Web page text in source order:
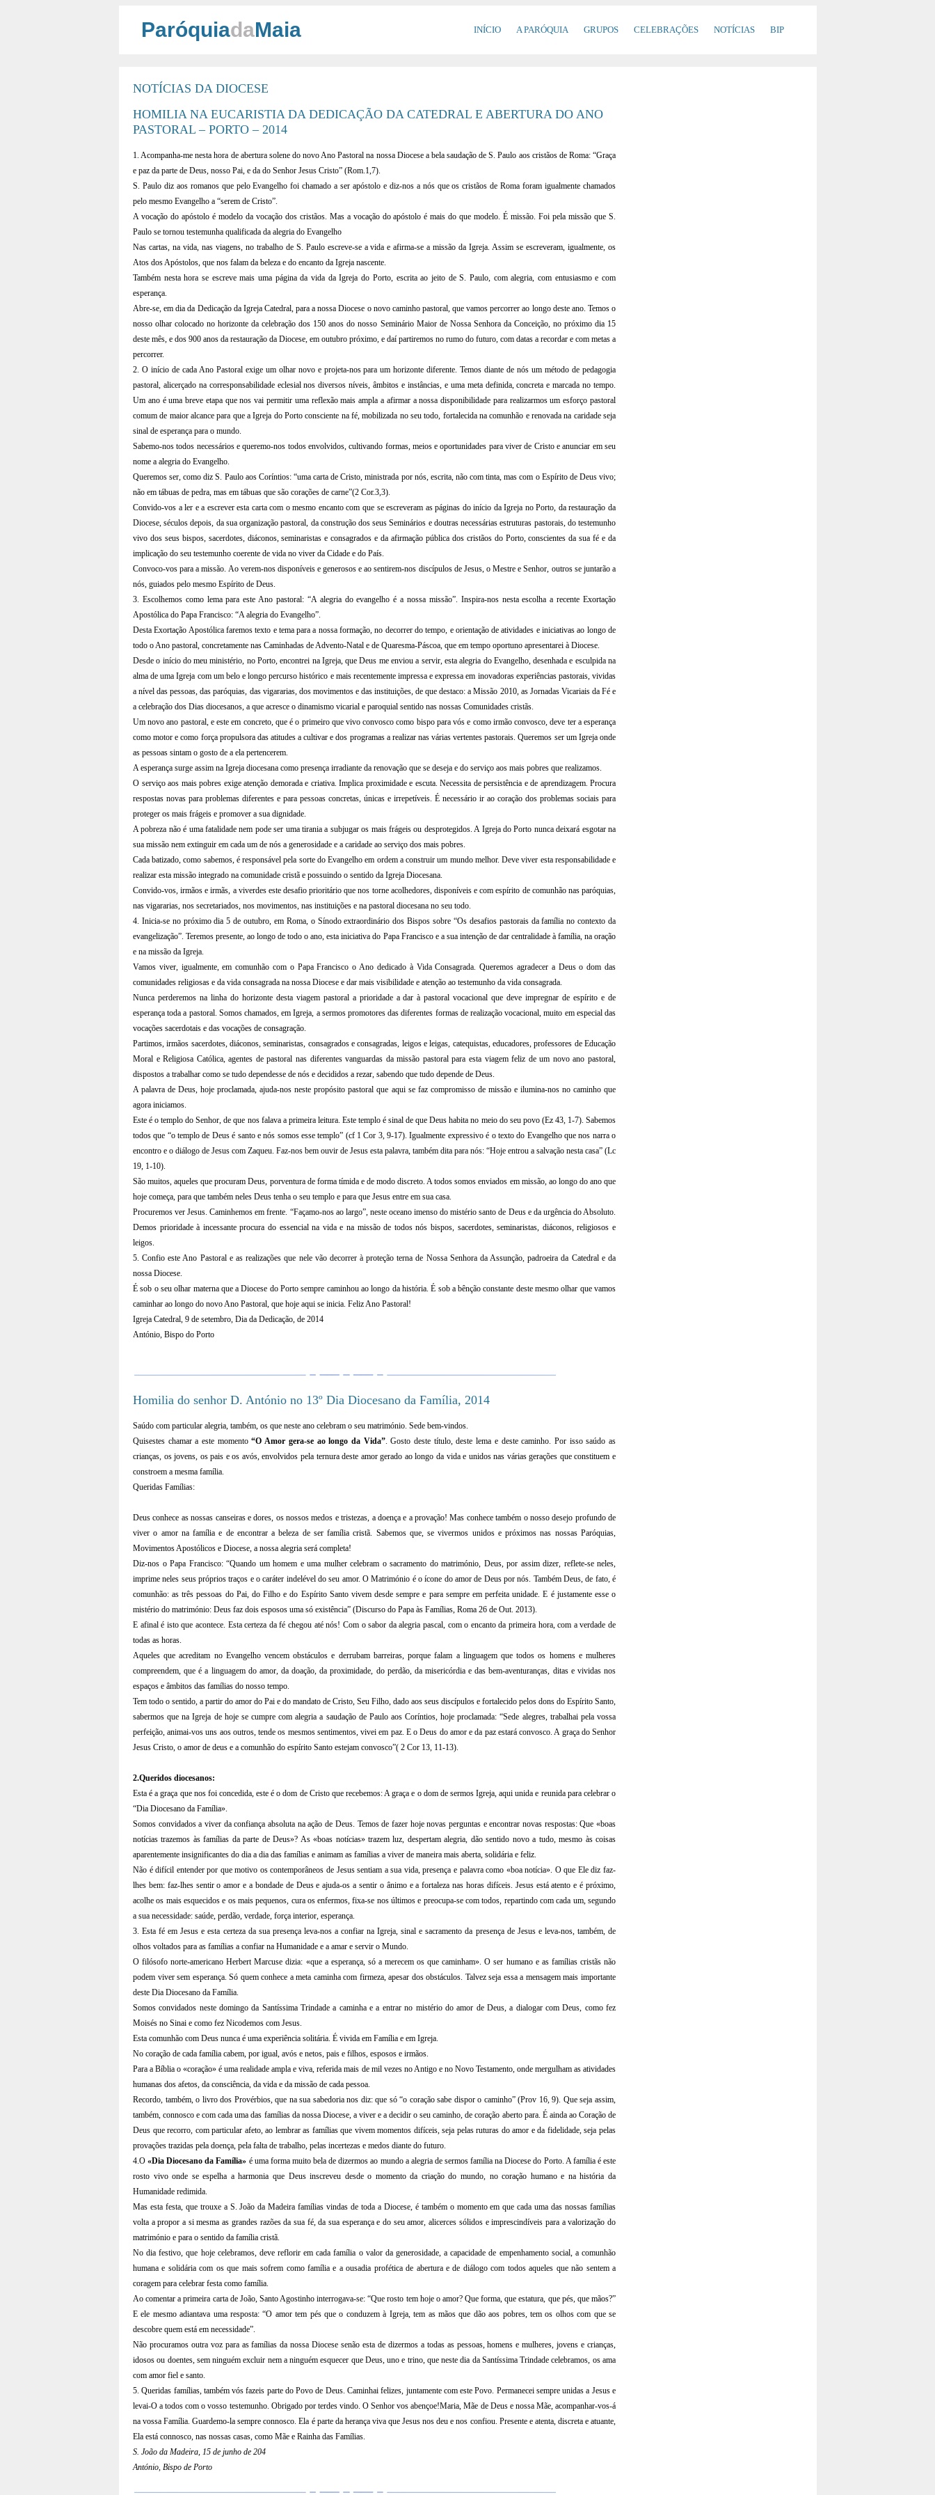
ParóquiadaMaia INÍCIO A PARÓQUIA GRUPOS CELEBRAÇÕES NOTÍCIAS BIP
NOTÍCIAS DA DIOCESE
HOMILIA NA EUCARISTIA DA DEDICAÇÃO DA CATEDRAL E ABERTURA DO ANO
PASTORAL – PORTO – 2014
1. Acompanha-me nesta hora de abertura solene do novo Ano Pastoral na nossa Diocese a bela saudação de S. Paulo aos cristãos de Roma: “Graça
e paz da parte de Deus, nosso Pai, e da do Senhor Jesus Cristo” (Rom.1,7).
S. Paulo diz aos romanos que pelo Evangelho foi chamado a ser apóstolo e diz-nos a nós que os cristãos de Roma foram igualmente chamados
pelo mesmo Evangelho a “serem de Cristo”.
A vocação do apóstolo é modelo da vocação dos cristãos. Mas a vocação do apóstolo é mais do que modelo. É missão. Foi pela missão que S.
Paulo se tornou testemunha qualificada da alegria do Evangelho
Nas cartas, na vida, nas viagens, no trabalho de S. Paulo escreve-se a vida e afirma-se a missão da Igreja. Assim se escreveram, igualmente, os
Atos dos Apóstolos, que nos falam da beleza e do encanto da Igreja nascente.
Também nesta hora se escreve mais uma página da vida da Igreja do Porto, escrita ao jeito de S. Paulo, com alegria, com entusiasmo e com
esperança.
Abre-se, em dia da Dedicação da Igreja Catedral, para a nossa Diocese o novo caminho pastoral, que vamos percorrer ao longo deste ano. Temos o
nosso olhar colocado no horizonte da celebração dos 150 anos do nosso Seminário Maior de Nossa Senhora da Conceição, no próximo dia 15
deste mês, e dos 900 anos da restauração da Diocese, em outubro próximo, e daí partiremos no rumo do futuro, com datas a recordar e com metas a
percorrer.
2. O início de cada Ano Pastoral exige um olhar novo e projeta-nos para um horizonte diferente. Temos diante de nós um método de pedagogia
pastoral, alicerçado na corresponsabilidade eclesial nos diversos níveis, âmbitos e instâncias, e uma meta definida, concreta e marcada no tempo.
Um ano é uma breve etapa que nos vai permitir uma reflexão mais ampla a afirmar a nossa disponibilidade para realizarmos um esforço pastoral
comum de maior alcance para que a Igreja do Porto consciente na fé, mobilizada no seu todo, fortalecida na comunhão e renovada na caridade seja
sinal de esperança para o mundo.
Sabemo-nos todos necessários e queremo-nos todos envolvidos, cultivando formas, meios e oportunidades para viver de Cristo e anunciar em seu
nome a alegria do Evangelho.
Queremos ser, como diz S. Paulo aos Coríntios: “uma carta de Cristo, ministrada por nós, escrita, não com tinta, mas com o Espírito de Deus vivo;
não em tábuas de pedra, mas em tábuas que são corações de carne”(2 Cor.3,3).
Convido-vos a ler e a escrever esta carta com o mesmo encanto com que se escreveram as páginas do início da Igreja no Porto, da restauração da
Diocese, séculos depois, da sua organização pastoral, da construção dos seus Seminários e doutras necessárias estruturas pastorais, do testemunho
vivo dos seus bispos, sacerdotes, diáconos, seminaristas e consagrados e da afirmação pública dos cristãos do Porto, conscientes da sua fé e da
implicação do seu testemunho coerente de vida no viver da Cidade e do País.
Convoco-vos para a missão. Ao verem-nos disponíveis e generosos e ao sentirem-nos discípulos de Jesus, o Mestre e Senhor, outros se juntarão a
nós, guiados pelo mesmo Espírito de Deus.
3. Escolhemos como lema para este Ano pastoral: “A alegria do evangelho é a nossa missão”. Inspira-nos nesta escolha a recente Exortação
Apostólica do Papa Francisco: “A alegria do Evangelho”.
Desta Exortação Apostólica faremos texto e tema para a nossa formação, no decorrer do tempo, e orientação de atividades e iniciativas ao longo de
todo o Ano pastoral, concretamente nas Caminhadas de Advento-Natal e de Quaresma-Páscoa, que em tempo oportuno apresentarei à Diocese.
Desde o início do meu ministério, no Porto, encontrei na Igreja, que Deus me enviou a servir, esta alegria do Evangelho, desenhada e esculpida na
alma de uma Igreja com um belo e longo percurso histórico e mais recentemente impressa e expressa em inovadoras experiências pastorais, vividas
a nível das pessoas, das paróquias, das vigararias, dos movimentos e das instituições, de que destaco: a Missão 2010, as Jornadas Vicariais da Fé e
a celebração dos Dias diocesanos, a que acresce o dinamismo vicarial e paroquial sentido nas nossas Comunidades cristãs.
Um novo ano pastoral, e este em concreto, que é o primeiro que vivo convosco como bispo para vós e como irmão convosco, deve ter a esperança
como motor e como força propulsora das atitudes a cultivar e dos programas a realizar nas várias vertentes pastorais. Queremos ser um Igreja onde
as pessoas sintam o gosto de a ela pertencerem.
A esperança surge assim na Igreja diocesana como presença irradiante da renovação que se deseja e do serviço aos mais pobres que realizamos.
O serviço aos mais pobres exige atenção demorada e criativa. Implica proximidade e escuta. Necessita de persistência e de aprendizagem. Procura
respostas novas para problemas diferentes e para pessoas concretas, únicas e irrepetíveis. É necessário ir ao coração dos problemas sociais para
proteger os mais frágeis e promover a sua dignidade.
A pobreza não é uma fatalidade nem pode ser uma tirania a subjugar os mais frágeis ou desprotegidos. A Igreja do Porto nunca deixará esgotar na
sua missão nem extinguir em cada um de nós a generosidade e a caridade ao serviço dos mais pobres.
Cada batizado, como sabemos, é responsável pela sorte do Evangelho em ordem a construir um mundo melhor. Deve viver esta responsabilidade e
realizar esta missão integrado na comunidade cristã e possuindo o sentido da Igreja Diocesana.
Convido-vos, irmãos e irmãs, a viverdes este desafio prioritário que nos torne acolhedores, disponíveis e com espírito de comunhão nas paróquias,
nas vigararias, nos secretariados, nos movimentos, nas instituições e na pastoral diocesana no seu todo.
4. Inicia-se no próximo dia 5 de outubro, em Roma, o Sínodo extraordinário dos Bispos sobre “Os desafios pastorais da família no contexto da
evangelização”. Teremos presente, ao longo de todo o ano, esta iniciativa do Papa Francisco e a sua intenção de dar centralidade à família, na oração
e na missão da Igreja.
Vamos viver, igualmente, em comunhão com o Papa Francisco o Ano dedicado à Vida Consagrada. Queremos agradecer a Deus o dom das
comunidades religiosas e da vida consagrada na nossa Diocese e dar mais visibilidade e atenção ao testemunho da vida consagrada.
Nunca perderemos na linha do horizonte desta viagem pastoral a prioridade a dar à pastoral vocacional que deve impregnar de espírito e de
esperança toda a pastoral. Somos chamados, em Igreja, a sermos promotores das diferentes formas de realização vocacional, muito em especial das
vocações sacerdotais e das vocações de consagração.
Partimos, irmãos sacerdotes, diáconos, seminaristas, consagrados e consagradas, leigos e leigas, catequistas, educadores, professores de Educação
Moral e Religiosa Católica, agentes de pastoral nas diferentes vanguardas da missão pastoral para esta viagem feliz de um novo ano pastoral,
dispostos a trabalhar como se tudo dependesse de nós e decididos a rezar, sabendo que tudo depende de Deus.
A palavra de Deus, hoje proclamada, ajuda-nos neste propósito pastoral que aqui se faz compromisso de missão e ilumina-nos no caminho que
agora iniciamos.
Este é o templo do Senhor, de que nos falava a primeira leitura. Este templo é sinal de que Deus habita no meio do seu povo (Ez 43, 1-7). Sabemos
todos que “o templo de Deus é santo e nós somos esse templo” (cf 1 Cor 3, 9-17). Igualmente expressivo é o texto do Evangelho que nos narra o
encontro e o diálogo de Jesus com Zaqueu. Faz-nos bem ouvir de Jesus esta palavra, também dita para nós: “Hoje entrou a salvação nesta casa” (Lc
19, 1-10).
São muitos, aqueles que procuram Deus, porventura de forma tímida e de modo discreto. A todos somos enviados em missão, ao longo do ano que
hoje começa, para que também neles Deus tenha o seu templo e para que Jesus entre em sua casa.
Procuremos ver Jesus. Caminhemos em frente. “Façamo-nos ao largo”, neste oceano imenso do mistério santo de Deus e da urgência do Absoluto.
Demos prioridade à incessante procura do essencial na vida e na missão de todos nós bispos, sacerdotes, seminaristas, diáconos, religiosos e
leigos.
5. Confio este Ano Pastoral e as realizações que nele vão decorrer à proteção terna de Nossa Senhora da Assunção, padroeira da Catedral e da
nossa Diocese.
É sob o seu olhar materna que a Diocese do Porto sempre caminhou ao longo da história. É sob a bênção constante deste mesmo olhar que vamos
caminhar ao longo do novo Ano Pastoral, que hoje aqui se inicia. Feliz Ano Pastoral!
Igreja Catedral, 9 de setembro, Dia da Dedicação, de 2014
António, Bispo do Porto
Homilia do senhor D. António no 13º Dia Diocesano da Família, 2014
Saúdo com particular alegria, também, os que neste ano celebram o seu matrimónio. Sede bem-vindos.
Quisestes chamar a este momento“O Amor gera-se ao longo da Vida”. Gosto deste título, deste lema e deste caminho. Por isso saúdo as
crianças, os jovens, os pais e os avós, envolvidos pela ternura deste amor gerado ao longo da vida e unidos nas várias gerações que constituem e
constroem a mesma família.
Queridas Famílias:
Deus conhece as nossas canseiras e dores, os nossos medos e tristezas, a doença e a provação! Mas conhece também o nosso desejo profundo de
viver o amor na família e de encontrar a beleza de ser família cristã. Sabemos que, se vivermos unidos e próximos nas nossas Paróquias,
Movimentos Apostólicos e Diocese, a nossa alegria será completa!
Diz-nos o Papa Francisco: “Quando um homem e uma mulher celebram o sacramento do matrimónio, Deus, por assim dizer, reflete-se neles,
imprime neles seus próprios traços e o caráter indelével do seu amor. O Matrimónio é o ícone do amor de Deus por nós. Também Deus, de fato, é
comunhão: as três pessoas do Pai, do Filho e do Espírito Santo vivem desde sempre e para sempre em perfeita unidade. E é justamente esse o
mistério do matrimónio: Deus faz dois esposos uma só existência” (Discurso do Papa às Famílias, Roma 26 de Out. 2013).
E afinal é isto que acontece. Esta certeza da fé chegou até nós! Com o sabor da alegria pascal, com o encanto da primeira hora, com a verdade de
todas as horas.
Aqueles que acreditam no Evangelho vencem obstáculos e derrubam barreiras, porque falam a linguagem que todos os homens e mulheres
compreendem, que é a linguagem do amor, da doação, da proximidade, do perdão, da misericórdia e das bem-aventuranças, ditas e vividas nos
espaços e âmbitos das famílias do nosso tempo.
Tem todo o sentido, a partir do amor do Pai e do mandato de Cristo, Seu Filho, dado aos seus discípulos e fortalecido pelos dons do Espírito Santo,
sabermos que na Igreja de hoje se cumpre com alegria a saudação de Paulo aos Coríntios, hoje proclamada: “Sede alegres, trabalhai pela vossa
perfeição, animai-vos uns aos outros, tende os mesmos sentimentos, vivei em paz. E o Deus do amor e da paz estará convosco. A graça do Senhor
Jesus Cristo, o amor de deus e a comunhão do espírito Santo estejam convosco”( 2 Cor 13, 11-13).
2.Queridos diocesanos:
Esta é a graça que nos foi concedida, este é o dom de Cristo que recebemos: A graça e o dom de sermos Igreja, aqui unida e reunida para celebrar o
“Dia Diocesano da Família».
Somos convidados a viver da confiança absoluta na ação de Deus. Temos de fazer hoje novas perguntas e encontrar novas respostas: Que «boas
notícias trazemos às famílias da parte de Deus»? As «boas notícias» trazem luz, despertam alegria, dão sentido novo a tudo, mesmo às coisas
aparentemente insignificantes do dia a dia das famílias e animam as famílias a viver de maneira mais aberta, solidária e feliz.
Não é difícil entender por que motivo os contemporâneos de Jesus sentiam a sua vida, presença e palavra como «boa notícia». O que Ele diz faz-
lhes bem: faz-lhes sentir o amor e a bondade de Deus e ajuda-os a sentir o ânimo e a fortaleza nas horas difíceis. Jesus está atento e é próximo,
acolhe os mais esquecidos e os mais pequenos, cura os enfermos, fixa-se nos últimos e preocupa-se com todos, repartindo com cada um, segundo
a sua necessidade: saúde, perdão, verdade, força interior, esperança.
3. Esta fé em Jesus e esta certeza da sua presença leva-nos a confiar na Igreja, sinal e sacramento da presença de Jesus e leva-nos, também, de
olhos voltados para as famílias a confiar na Humanidade e a amar e servir o Mundo.
O filósofo norte-americano Herbert Marcuse dizia: «que a esperança, só a merecem os que caminham». O ser humano e as famílias cristãs não
podem viver sem esperança. Só quem conhece a meta caminha com firmeza, apesar dos obstáculos. Talvez seja essa a mensagem mais importante
deste Dia Diocesano da Família.
Somos convidados neste domingo da Santíssima Trindade a caminha e a entrar no mistério do amor de Deus, a dialogar com Deus, como fez
Moisés no Sinai e como fez Nicodemos com Jesus.
Esta comunhão com Deus nunca é uma experiência solitária. É vivida em Família e em Igreja.
No coração de cada família cabem, por igual, avós e netos, pais e filhos, esposos e irmãos.
Para a Bíblia o «coração» é uma realidade ampla e viva, referida mais de mil vezes no Antigo e no Novo Testamento, onde mergulham as atividades
humanas dos afetos, da consciência, da vida e da missão de cada pessoa.
Recordo, também, o livro dos Provérbios, que na sua sabedoria nos diz: que só “o coração sabe dispor o caminho” (Prov 16, 9). Que seja assim,
também, connosco e com cada uma das famílias da nossa Diocese, a viver e a decidir o seu caminho, de coração aberto para. É ainda ao Coração de
Deus que recorro, com particular afeto, ao lembrar as famílias que vivem momentos difíceis, seja pelas ruturas do amor e da fidelidade, seja pelas
provações trazidas pela doença, pela falta de trabalho, pelas incertezas e medos diante do futuro.
4.O«Dia Diocesano da Família» é uma forma muito bela de dizermos ao mundo a alegria de sermos família na Diocese do Porto. A família é este
rosto vivo onde se espelha a harmonia que Deus inscreveu desde o momento da criação do mundo, no coração humano e na história da
Humanidade redimida.
Mas esta festa, que trouxe a S. João da Madeira famílias vindas de toda a Diocese, é também o momento em que cada uma das nossas famílias
volta a propor a si mesma as grandes razões da sua fé, da sua esperança e do seu amor, alicerces sólidos e imprescindíveis para a valorização do
matrimónio e para o sentido da família cristã.
No dia festivo, que hoje celebramos, deve reflorir em cada família o valor da generosidade, a capacidade de empenhamento social, a comunhão
humana e solidária com os que mais sofrem como família e a ousadia profética de abertura e de diálogo com todos aqueles que não sentem a
coragem para celebrar festa como família.
Ao comentar a primeira carta de João, Santo Agostinho interrogava-se: “Que rosto tem hoje o amor? Que forma, que estatura, que pés, que mãos?”
E ele mesmo adiantava uma resposta: “O amor tem pés que o conduzem à Igreja, tem as mãos que dão aos pobres, tem os olhos com que se
descobre quem está em necessidade”.
Não procuramos outra voz para as famílias da nossa Diocese senão esta de dizermos a todas as pessoas, homens e mulheres, jovens e crianças,
idosos ou doentes, sem ninguém excluir nem a ninguém esquecer que Deus, uno e trino, que neste dia da Santíssima Trindade celebramos, os ama
com amor fiel e santo.
5. Queridas famílias, também vós fazeis parte do Povo de Deus. Caminhai felizes, juntamente com este Povo. Permanecei sempre unidas a Jesus e
levai-O a todos com o vosso testemunho. Obrigado por terdes vindo. O Senhor vos abençoe!Maria, Mãe de Deus e nossa Mãe, acompanhar-vos-á
na vossa Família. Guardemo-la sempre connosco. Ela é parte da herança viva que Jesus nos deu e nos confiou. Presente e atenta, discreta e atuante,
Ela está connosco, nas nossas casas, como Mãe e Rainha das Famílias.
S. João da Madeira, 15 de junho de 204
António, Bispo de Porto